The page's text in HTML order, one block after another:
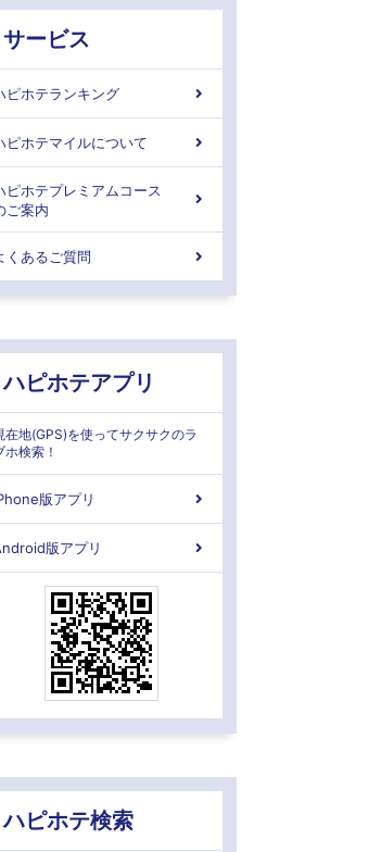
サービス
ピホテランキング
ピホテマイルについて
ピホテプレミアムコース
ご案内
くあるご質問
ハピホテアプリ
在地(GPS)を使ってサクサクのラ
ホ検索！
版アプリ
版アプリ
ハピホテ検索